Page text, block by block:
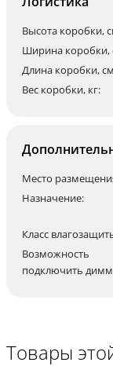
Высота коробки,
Ширина коробки,
Длина коробки,
Вес коробки, кг:
Место
Назначение:
Класс
Возможность
подключить
Товары